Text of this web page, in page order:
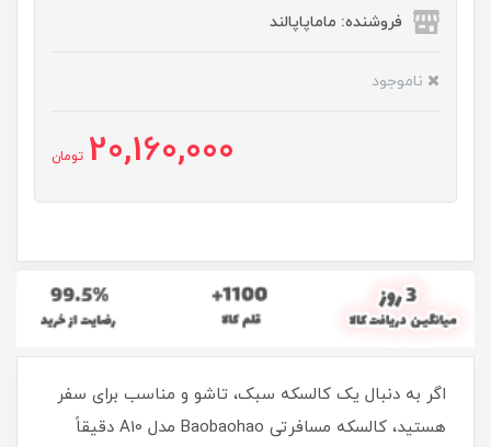
فروشنده: ماماپاپالند
ناموجود
20,160,000 تومان
اگر به دنبال یک کالسکه سبک، تاشو و مناسب برای سفر
هستید، کالسکه مسافرتی Baobaohao مدل A10 دقیقاً